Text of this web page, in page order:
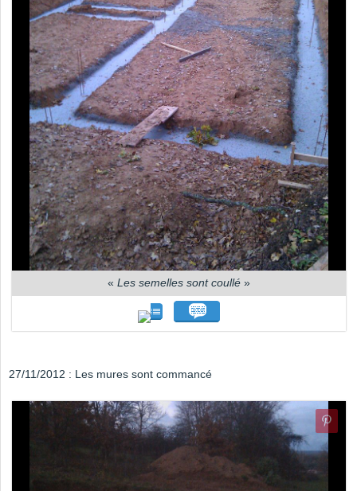
« Les semelles sont coullé »
27/11/2012 : Les mures sont commancé